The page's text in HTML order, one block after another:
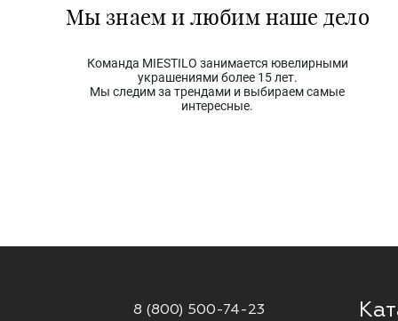
Мы знаем и любим наше дело
Команда MIESTILO занимается ювелирными
украшениями более 15 лет.
Мы следим за трендами и выбираем самые
интересные.
8 (800) 500-74-23